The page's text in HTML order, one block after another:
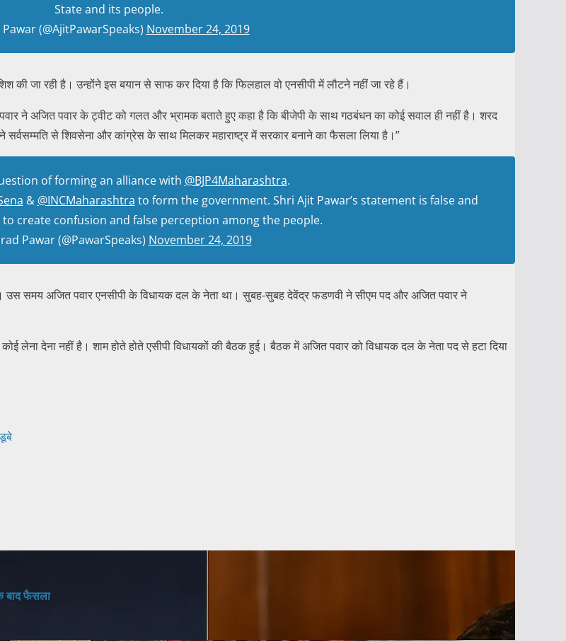
State and its people.
(@AjitPawarSpeaks) November 24, 2019
जा रही है। उन्होंने इस बयान से साफ कर दिया है कि फिलहाल वो एनसीपी में लौटने नहीं जा रहे हैं।
ने अजित पवार के ट्वीट को गलत और भ्रामक बताते हुए कहा है कि बीजेपी के साथ गठबंधन का कोई सवाल ही नहीं है। शरद
से शिवसेना और कांग्रेस के साथ मिलकर महाराष्ट्र में सरकार बनाने का फैसला लिया है।”
of forming an alliance with @BJP4Maharashtra.
& @INCMaharashtra to form the government. Shri Ajit Pawar’s statement is false and
create confusion and false perception among the people.
Pawar (@PawarSpeaks) November 24, 2019
उस समय अजित पवार एनसीपी के विधायक दल के नेता था। सुबह-सुबह देवेंद्र फडणवी ने सीएम पद और अजित पवार ने
लेना देना नहीं है। शाम होते होते एसीपी विधायकों की बैठक हुई। बैठक में अजित पवार को विधायक दल के नेता पद से हटा दिया
बाद फैसला